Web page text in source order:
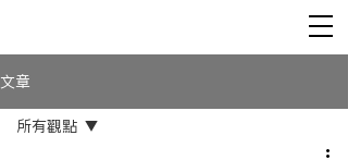
文章
所有觀點